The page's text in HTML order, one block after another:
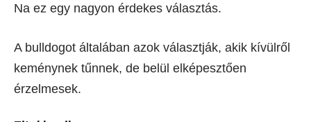
Na ez egy nagyon érdekes választás.
A bulldogot általában azok választják, akik kívülről
keménynek tűnnek, de belül elképesztően
érzelmesek.